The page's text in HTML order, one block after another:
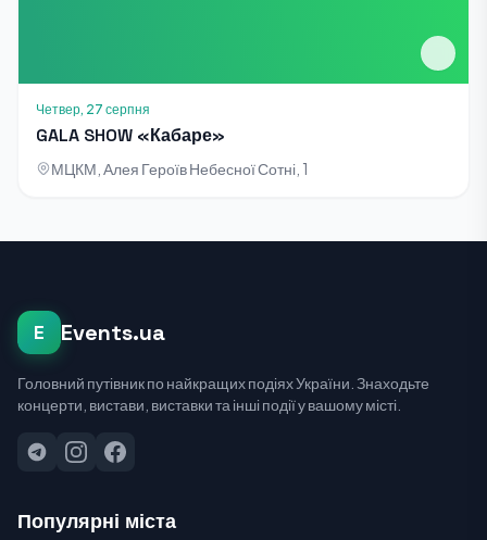
Четвер, 27 серпня
GALA SHOW «Кабаре»
МЦКМ, Алея Героїв Небесної Сотні, 1
E Events.ua
Головний путівник по найкращих подіях України. Знаходьте
концерти, вистави, виставки та інші події у вашому місті.
Популярні міста